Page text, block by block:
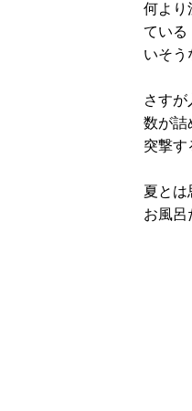
何より
ている
いそう
さす
数が詰
突撃す
夏とは
お風呂